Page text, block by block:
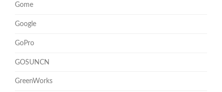
Gome
Google
GoPro
GOSUNCN
GreenWorks